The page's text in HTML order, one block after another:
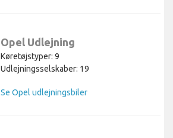
Opel Udlejning
Køretøjstyper: 9
Udlejningsselskaber: 19
Se Opel udlejningsbiler